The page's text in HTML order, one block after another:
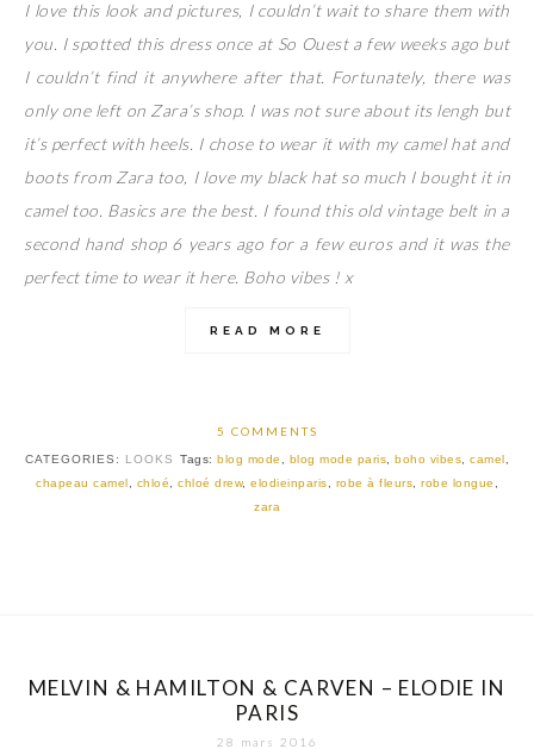
I love this look and pictures, I couldn’t wait to share them with
you. I spotted this dress once at So Ouest a few weeks ago but
I couldn’t find it anywhere after that. Fortunately, there was
only one left on Zara’s shop. I was not sure about its lengh but
it’s perfect with heels. I chose to wear it with my camel hat and
boots from Zara too, I love my black hat so much I bought it in
camel too. Basics are the best. I found this old vintage belt in a
second hand shop 6 years ago for a few euros and it was the
perfect time to wear it here. Boho vibes ! x
READ MORE
5 COMMENTS
CATEGORIES: LOOKS Tags: blog mode blog mode paris boho vibes camel
chapeau camel
chloé chloé drew, elodieinparis robe à fleurs robe longue
zara
MELVIN & HAMILTON & CARVEN – ELODIE IN
PARIS
28 mars 2016